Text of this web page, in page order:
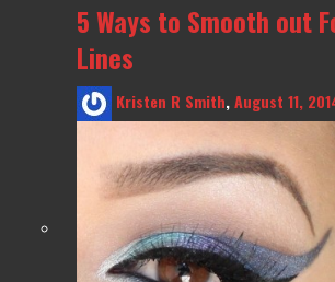
5 Ways to Smooth out
Lines
Kristen R Smith,August 11,